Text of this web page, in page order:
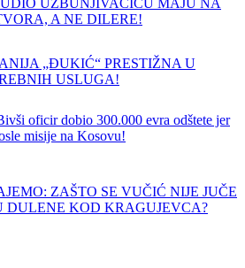
A NE DILERE!
„ĐUKIĆ“ PRESTIŽNA U
USLUGA!
oficir dobio 300.000 evra odštete jer
misije na Kosovu!
ZAŠTO SE VUČIĆ NIJE JUČE
DULENE KOD KRAGUJEVCA?